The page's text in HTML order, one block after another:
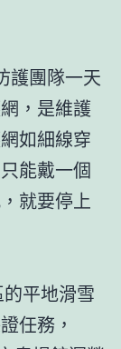
團隊一天
，是維護
如細線穿
能戴一個
就要停上
平地滑雪
任務，